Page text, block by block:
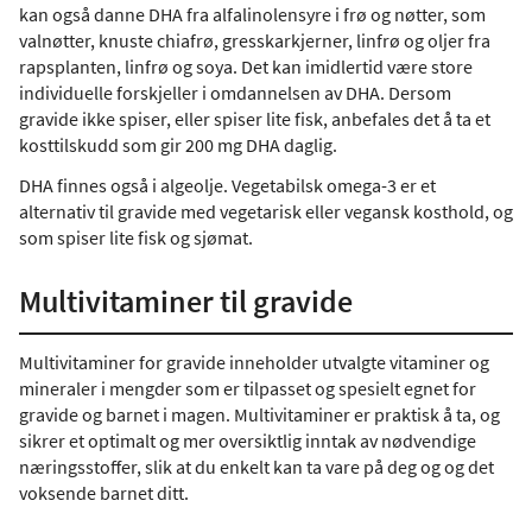
kan også danne DHA fra alfalinolensyre i frø og nøtter, som
valnøtter, knuste chiafrø, gresskarkjerner, linfrø og oljer fra
rapsplanten, linfrø og soya. Det kan imidlertid være store
individuelle forskjeller i omdannelsen av DHA. Dersom
gravide ikke spiser, eller spiser lite fisk, anbefales det å ta et
kosttilskudd som gir 200 mg DHA daglig.
DHA finnes også i algeolje. Vegetabilsk omega-3 er et
alternativ til gravide med vegetarisk eller vegansk kosthold, og
som spiser lite fisk og sjømat.
Multivitaminer til gravide
Multivitaminer for gravide inneholder utvalgte vitaminer og
mineraler i mengder som er tilpasset og spesielt egnet for
gravide og barnet i magen. Multivitaminer er praktisk å ta, og
sikrer et optimalt og mer oversiktlig inntak av nødvendige
næringsstoffer, slik at du enkelt kan ta vare på deg og og det
voksende barnet ditt.